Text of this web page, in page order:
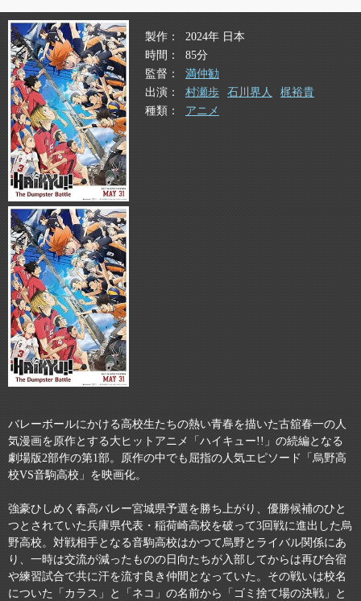
製作
2024年 日本
時間
85分
監督
満仲勧
出演
村瀬歩 石川界人
梶裕貴
種類
アニメ
バレーボールにかける高校生たちの熱い青春を描いた古舘春一の人
気漫画を原作とする大ヒットアニメ「ハイキュー!!」の続編となる
劇場版2部作の第1部。原作の中でも屈指の人気エピソード「烏野高
校VS音駒高校」を映画化。
強豪ひしめく春高バレー宮城県予選を勝ち上がり、優勝候補のひと
つとされていた兵庫県代表・稲荷崎高校を破って3回戦に進出した烏
野高校。対戦相手となる音駒高校はかつて烏野とライバル関係にあ
り、一時は交流が減ったものの日向たちが入部してからは再び合宿
や練習試合で共に汗を流す良き仲間となっていた。その戦いは校名
についた「カラス」と「ネコ」の名前から「ゴミ捨て場の決戦」と